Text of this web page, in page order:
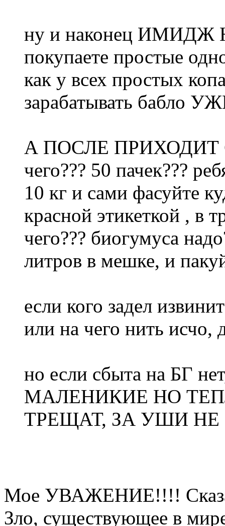
ну и наконец
покупаете простые
как у всех простых
зарабатывать бабло
А ПОСЛЕ
чего??? 50 пачек???
10 кг и сами фасуйте
красной этикеткой , в
чего??? биогумуса
литров в мешке, и
если кого задел
или на чего нить исчо,
но если сбыта на БГ
МАЛЕНИКИЕ НО
ТРЕЩАТ, ЗА УШИ
Мое УВАЖЕНИЕ!!!!
Зло, существующее в